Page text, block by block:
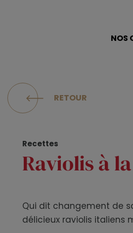
NOS
RETOUR
Recettes
Raviolis à
Qui dit changement de
délicieux raviolis italiens